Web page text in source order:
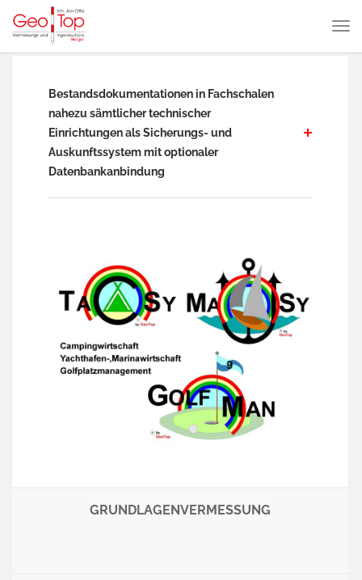
Bestandsdokumentationen in Fachschalen
nahezu sämtlicher technischer
Einrichtungen als Sicherungs- und
Auskunftssystem mit optionaler
Datenbankanbindung
GRUNDLAGENVERMESSUNG